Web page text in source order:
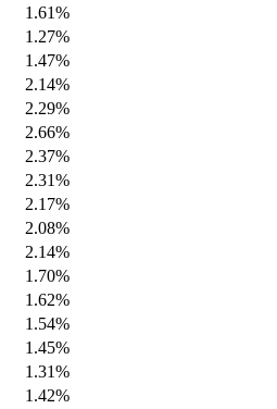
1.61%
1.27%
1.47%
2.14%
2.29%
2.66%
2.37%
2.31%
2.17%
2.08%
2.14%
1.70%
1.62%
1.54%
1.45%
1.31%
1.42%